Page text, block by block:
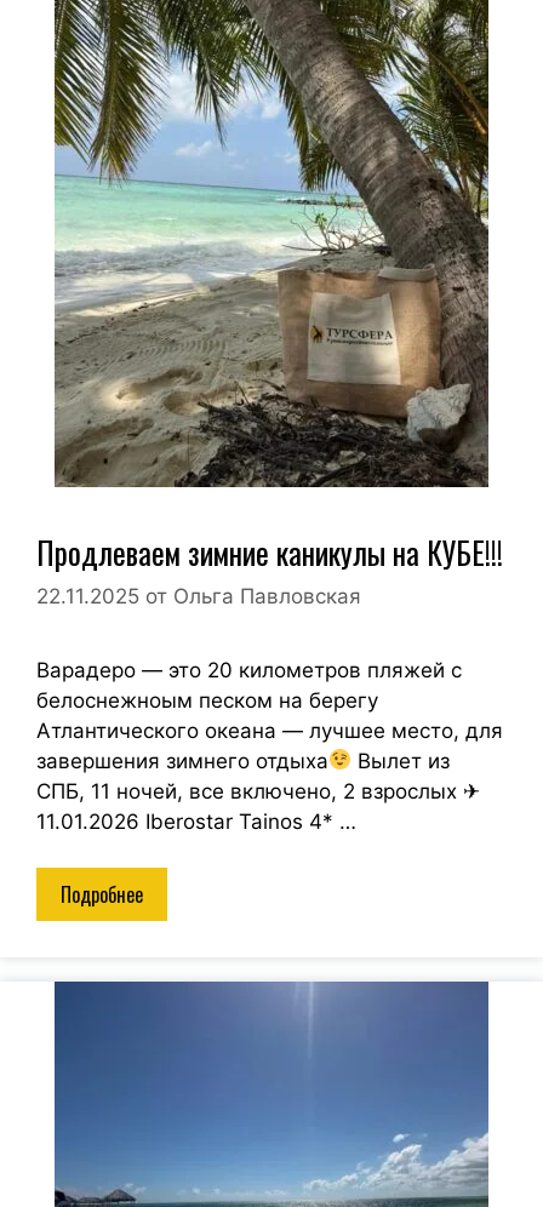
Продлеваем зимние каникулы на КУБЕ!!!
22.11.2025 от Ольга Павловская
Варадеро — это 20 километров пляжей с
белоснежноым песком на берегу
Атлантического океана — лучшее место, для
завершения зимнего отдыха
Вылет из
СПБ, 11 ночей, все включено, 2 взрослых ✈
11.01.2026 Iberostar Tainos 4* …
Подробнее